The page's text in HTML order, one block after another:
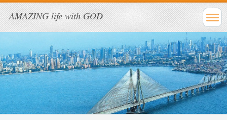
AMAZING life with GOD